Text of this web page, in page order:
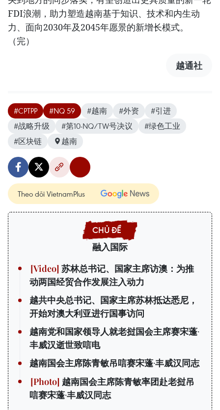
FDI浪潮，助力塑造越南基于知识、技术和内生动
力、面向2030年及2045年愿景的新增长模式。
（完）
越通社
#CPTPP #NQ 59 #越南 #外资
#引进
#战略升级
#第10-NQ/TW号决议
#绿色工业
#区块链
越南
Theo dõi VietnamPlus
融入国际
苏林总书记、国家主席访澳：为推
动两国经贸合作发展注入动力
越共中央总书记、国家主席苏林抵达悉尼，
开始对澳大利亚进行国事访问
越南党和国家领导人就老挝国会主席赛宋蓬·
丰威汉逝世致唁电
越南国会主席陈青敏吊唁赛宋蓬·丰威汉同志
越南国会主席陈青敏率团赴老挝吊
唁赛宋蓬·丰威汉同志